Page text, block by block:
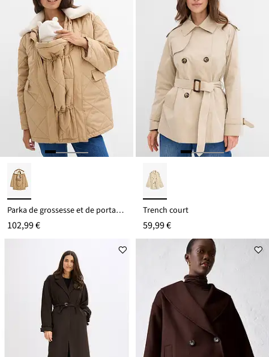
Parka de grossesse et de portage 6-en-1 avec gilet sans manches amovible
102,99 €
Trench court
59,99 €